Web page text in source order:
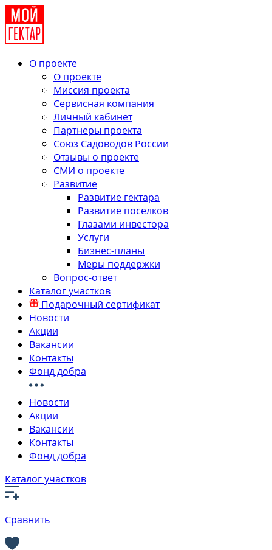
О проекте
О проекте
Миссия проекта
Сервисная компания
Личный кабинет
Партнеры проекта
Союз Садоводов России
Отзывы о проекте
СМИ о проекте
Развитие
Развитие гектара
Развитие поселков
Глазами инвестора
Услуги
Бизнес-планы
Меры поддержки
Вопрос-ответ
Каталог участков
Подарочный сертификат
Новости
Акции
Вакансии
Контакты
Фонд добра
Новости
Акции
Вакансии
Контакты
Фонд добра
Каталог участков
Сравнить